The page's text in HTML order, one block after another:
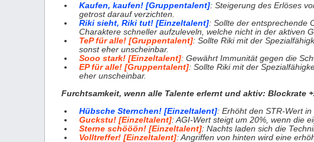
Kaufen, kaufen! [Gruppentalent]: Steigerung des Erlöses
getrost darauf verzichten.
Riki sieht, Riki tut! [Einzeltalent]: Sollte der entsprechende
Charaktere schneller aufzuleveln, welche nicht in der aktiven
TeP für alle! [Gruppentalent]: Sollte Riki mit der
sonst eher unscheinbar.
Sooo stark! [Einzeltalent]: Gewährt Immunität gegen die
EP für alle! [Gruppentalent]: Sollte Riki mit der
eher unscheinbar.
Furchtsamkeit, wenn alle Talente erlernt und aktiv: Blockrate
Hübsche Sternchen! [Einzeltalent]: Erhöht den STR-Wert
Guckstu! [Einzeltalent]: AGI-Wert steigt um 20%, wenn die
Sterne schööön! [Einzeltalent]: Nachts laden sich die
Volltreffer! [Einzeltalent]: Angriffen von hinten wird eine